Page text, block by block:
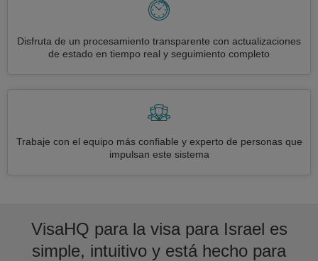
Disfruta de un procesamiento transparente con actualizaciones
de estado en tiempo real y seguimiento completo
Trabaje con el equipo más confiable y experto de personas que
impulsan este sistema
VisaHQ para la visa para Israel es
simple, intuitivo y está hecho para